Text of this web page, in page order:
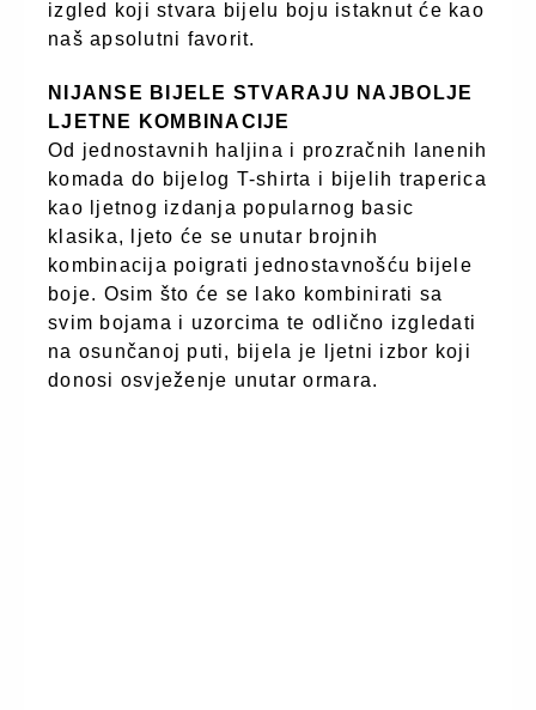
izgled koji stvara bijelu boju istaknut će kao
naš apsolutni favorit.
NIJANSE BIJELE STVARAJU NAJBOLJE
LJETNE KOMBINACIJE
Od jednostavnih haljina i prozračnih lanenih
komada do bijelog T-shirta i bijelih traperica
kao ljetnog izdanja popularnog basic
klasika, ljeto će se unutar brojnih
kombinacija poigrati jednostavnošću bijele
boje. Osim što će se lako kombinirati sa
svim bojama i uzorcima te odlično izgledati
na osunčanoj puti, bijela je ljetni izbor koji
donosi osvježenje unutar ormara.